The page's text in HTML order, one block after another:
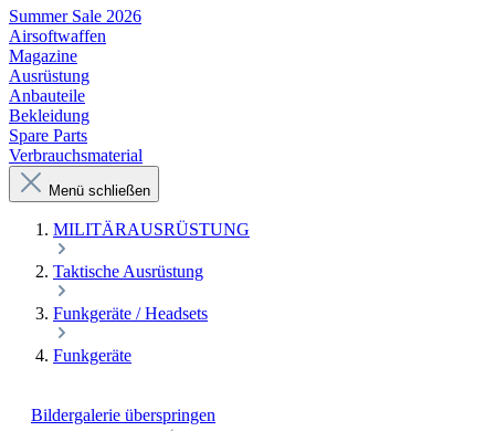
Summer Sale 2026
Airsoftwaffen
Magazine
Ausrüstung
Anbauteile
Bekleidung
Spare Parts
Verbrauchsmaterial
Menü schließen
MILITÄRAUSRÜSTUNG
Taktische Ausrüstung
Funkgeräte / Headsets
Funkgeräte
Bildergalerie überspringen